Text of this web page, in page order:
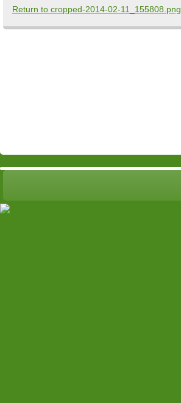
Return to cropped-2014-02-11_155808.png